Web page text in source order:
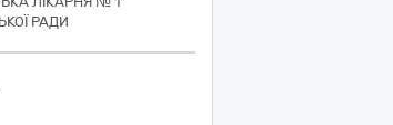
РАДИ